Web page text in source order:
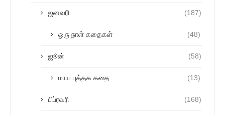
ஜனவரி (187)
ஒரு நாள் கதைகள் (48)
ஜூன் (58)
மாய புத்தக கதை (13)
பிப்ரவரி (168)